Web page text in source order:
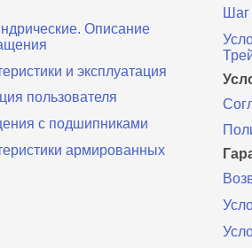
Описание
и эксплуатация
пользователя
с подшипниками
армированных
Шаг